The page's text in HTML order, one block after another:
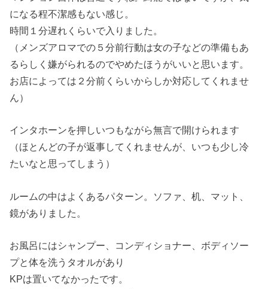
になる程不潔感もない感じ。
時間１分遅れくらいで入りました。
（メンズアロマでの５分前行動は女の子などの準備もあ
るらしく嫌がられるのでやめたほうがいいと思います。
お店によっては２分前くらいからしか対応してくれませ
ん）
インタホーンを押しいつもながら無言で開けられます
（ほとんどの子が返事してくれませんが、いつも少し冷
たいなと思ってしまう）
ルームの中はよくあるパターン。ソファ、机、マット、
鏡がありました。
お風呂にはシャンプー、コンディショナー、ボディソー
プと体を洗うタオルがあり
KPは置いてなかったです。